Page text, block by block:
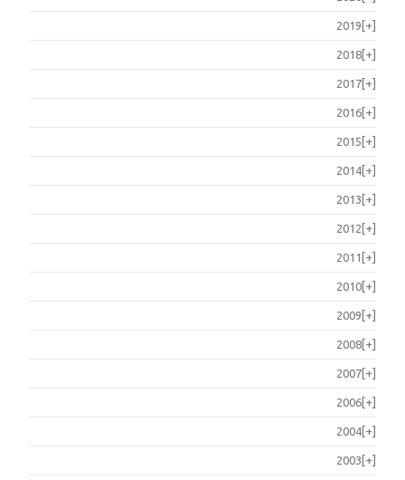
[+]
2019
[+]
2018
[+]
2017
[+]
2016
[+]
2015
[+]
2014
[+]
2013
[+]
2012
[+]
2011
[+]
2010
[+]
2009
[+]
2008
[+]
2007
[+]
2006
[+]
2004
[+]
2003